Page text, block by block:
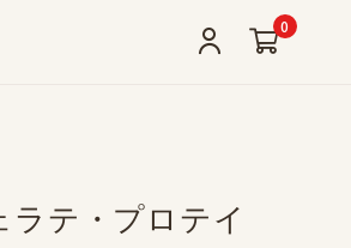
0
ラテ・プロテイ